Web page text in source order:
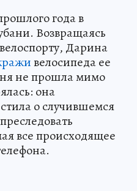
года в
Возвращаясь
Дарина
велосипеда ее
не прошла мимо
она
о случившемся
все происходящее